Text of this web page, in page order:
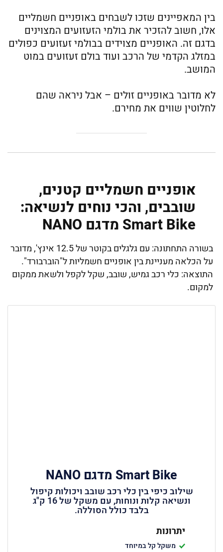
בין המאפיינים שזכו לשבחים באופניים חשמליים
אלו, חשוב להזכיר את בולמי הזעזועים המצוינים
בדגם זה. האופניים מצוידים בבולמי זעזועים כפולים
במזלג הקדמי של הרכב ועוד בולם זעזועים במוט
המושב.
לא מדובר באופניים זולים – אבל ניראה שהם
לחלוטין שווים את מחירם.
אופניים חשמליים קטנים,
שובבים, והכי נוחים לנשיאה:
Smart Bike מדגם NANO
בשורה התחתונה: עם גלגלים בקוטר של 12.5 אינץ', מדובר
על הכלאה מעניינת בין אופניים חשמליות ל"הוברבורד".
התוצאה: כלי רכב גמיש, שובב, שקל לקפל ולשאת ממקום
למקום.
Smart Bike מדגם NANO
שילוב כיפי בין כלי רכב שובב ויכולות קיפול
ונשיאה קלות ונוחות, עם משקל של 16 ק"ג
בלבד כולל הסוללה.
יתרונות
משקל קל במיוחד